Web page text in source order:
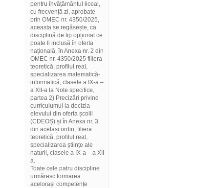
pentru învățământul liceal,
cu frecvență zi, aprobate
prin OMEC nr. 4350/2025,
aceasta se regăsește, ca
disciplină de tip opțional ce
poate fi inclusă în oferta
națională, în Anexa nr. 2 din
OMEC nr. 4350/2025 filiera
teoretică, profilul real,
specializarea matematică-
informatică, clasele a IX-a –
a XII-a la Note specifice,
partea 2) Precizări privind
curriculumul la decizia
elevului din oferta școlii
(CDEOȘ) și în Anexa nr. 3
din același ordin, filiera
teoretică, profilul real,
specializarea științe ale
naturii, clasele a IX-a – a XII-
a.
Toate cele patru discipline
urmăresc formarea
acelorași competențe